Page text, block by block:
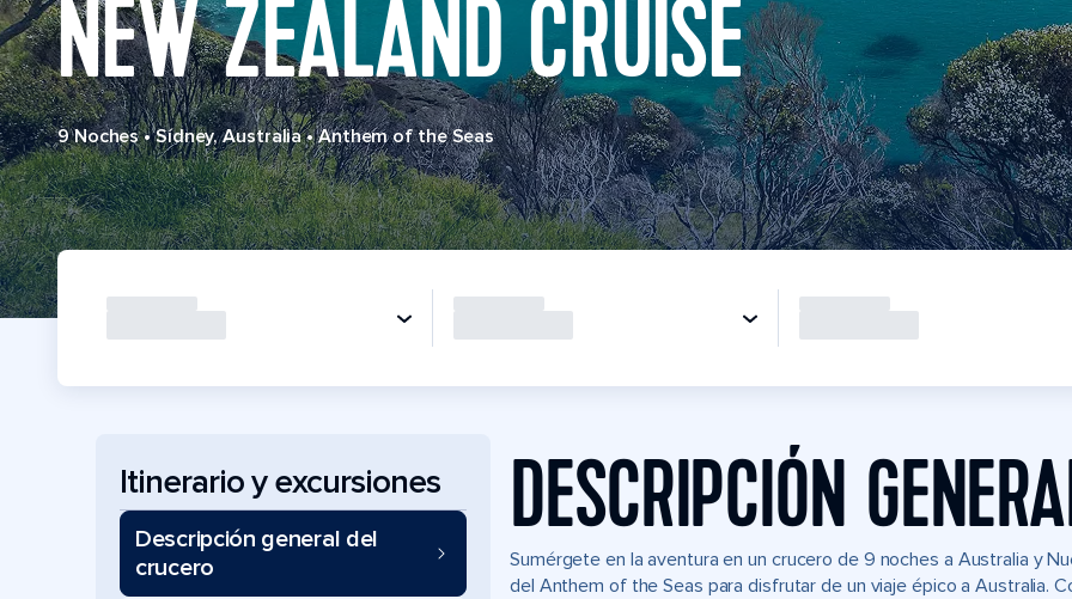
NEW ZEALAND CRUISE
9 Noches•Sídney, Australia•Anthem of the Seas
Itinerario y excursiones
Descripción general del
crucero
DESCRIPCIÓN
Sumérgete en la aventura en un crucero de 9 noches a Australia y
del Anthem of the Seas para disfrutar de un viaje épico a Australia.